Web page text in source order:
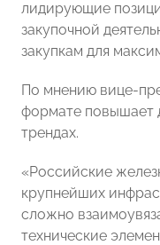
лидирующие
закупочной
закупкам для
По мнению вице-
формате повышает
трендах.
«Российские
крупнейших
сложно
технические